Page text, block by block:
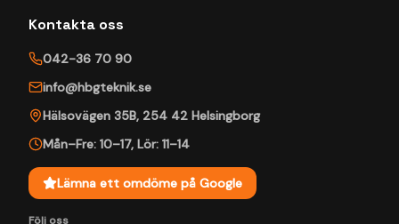
Kontakta oss
042-36 70 90
info@hbgteknik.se
Hälsovägen 35B, 254 42 Helsingborg
Mån–Fre: 10–17, Lör: 11–14
Lämna ett omdöme på Google
Följ oss